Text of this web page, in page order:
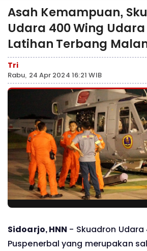
Asah Kemampuan,
Udara 400 Wing Udara
Latihan Terbang
Tri
Rabu, 24 Apr 2024 16:21 WIB
Sidoarjo, HNN - Skuadron Udara
Puspenerbal yang merupakan